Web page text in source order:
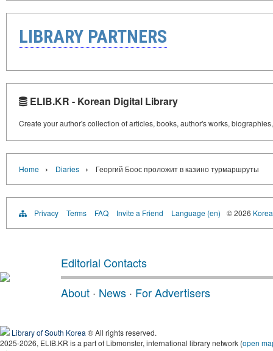
LIBRARY PARTNERS
ELIB.KR - Korean Digital Library
Create your author's collection of articles, books, author's works,
Home › Diaries › Георгий Боос проложит в казино турмаршруты
Privacy Terms FAQ Invite a Friend Language (en) © 2026
Editorial Contacts
About · News · For Advertisers
Library of South Korea ® All rights reserved.
2025-2026, ELIB.KR is a part of Libmonster, international library network (open